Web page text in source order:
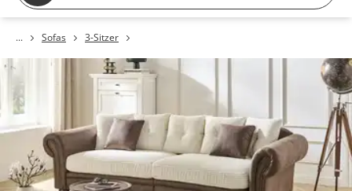
Sofas 3-Sitzer